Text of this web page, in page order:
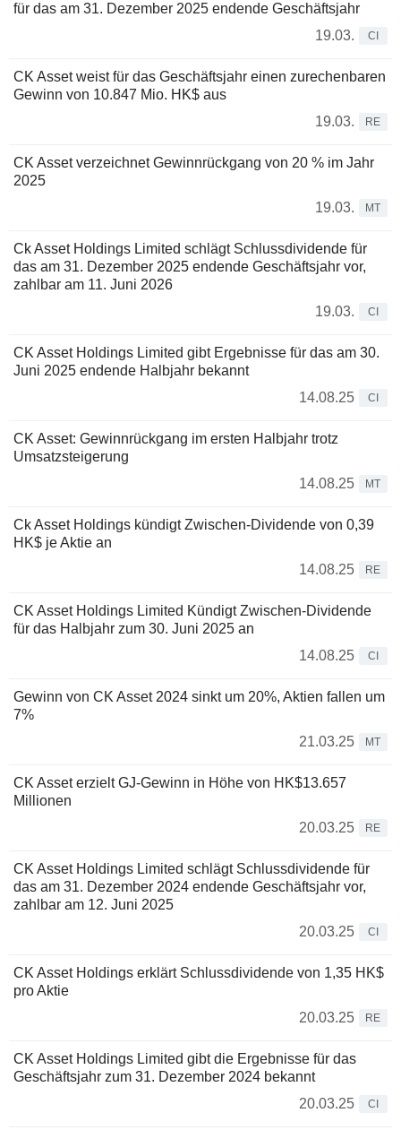
für das am 31. Dezember 2025 endende Geschäftsjahr
19.03.
CI
CK Asset weist für das Geschäftsjahr einen zurechenbaren
Gewinn von 10.847 Mio. HK$ aus
19.03.
RE
CK Asset verzeichnet Gewinnrückgang von 20 % im Jahr
2025
19.03.
MT
Ck Asset Holdings Limited schlägt Schlussdividende für
das am 31. Dezember 2025 endende Geschäftsjahr vor,
zahlbar am 11. Juni 2026
19.03.
CI
CK Asset Holdings Limited gibt Ergebnisse für das am 30.
Juni 2025 endende Halbjahr bekannt
14.08.25
CI
CK Asset: Gewinnrückgang im ersten Halbjahr trotz
Umsatzsteigerung
14.08.25
MT
Ck Asset Holdings kündigt Zwischen-Dividende von 0,39
HK$ je Aktie an
14.08.25
RE
CK Asset Holdings Limited Kündigt Zwischen-Dividende
für das Halbjahr zum 30. Juni 2025 an
14.08.25
CI
Gewinn von CK Asset 2024 sinkt um 20%, Aktien fallen um
7%
21.03.25
MT
CK Asset erzielt GJ-Gewinn in Höhe von HK$13.657
Millionen
20.03.25
RE
CK Asset Holdings Limited schlägt Schlussdividende für
das am 31. Dezember 2024 endende Geschäftsjahr vor,
zahlbar am 12. Juni 2025
20.03.25
CI
CK Asset Holdings erklärt Schlussdividende von 1,35 HK$
pro Aktie
20.03.25
RE
CK Asset Holdings Limited gibt die Ergebnisse für das
Geschäftsjahr zum 31. Dezember 2024 bekannt
20.03.25
CI